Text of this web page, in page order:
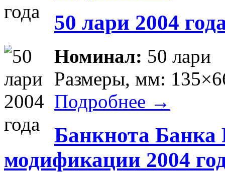
50 лари 2004
Номинал: 50 лари
Размеры, мм:
Подробнее →
Банкнота Банка
модификации 2004